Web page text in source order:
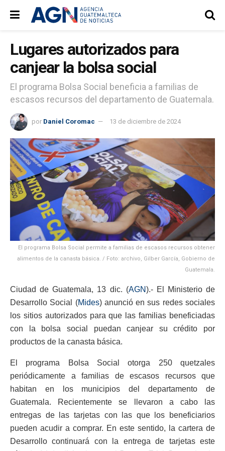
Lugares autorizados para
canjear la bolsa social
El programa Bolsa Social beneficia a familias de
escasos recursos del departamento de Guatemala.
por Daniel Coromac 13 de diciembre de 2024
El programa Bolsa Social permite a familias de escasos recursos obtener
alimentos de la canasta básica. / Foto: archivo, Gilber García, Gobierno de
Guatemala.
Ciudad de Guatemala, 13 dic. (AGN).- El Ministerio de
Desarrollo Social (Mides) anunció en sus redes sociales
los sitios autorizados para que las familias beneficiadas
con la bolsa social puedan canjear su crédito por
productos de la canasta básica.
El programa Bolsa Social otorga 250 quetzales
periódicamente a familias de escasos recursos que
habitan en los municipios del departamento de
Guatemala. Recientemente se llevaron a cabo las
entregas de las tarjetas con las que los beneficiarios
pueden acudir a comprar. En este sentido, la cartera de
Desarrollo continuará con la entrega de tarjetas este